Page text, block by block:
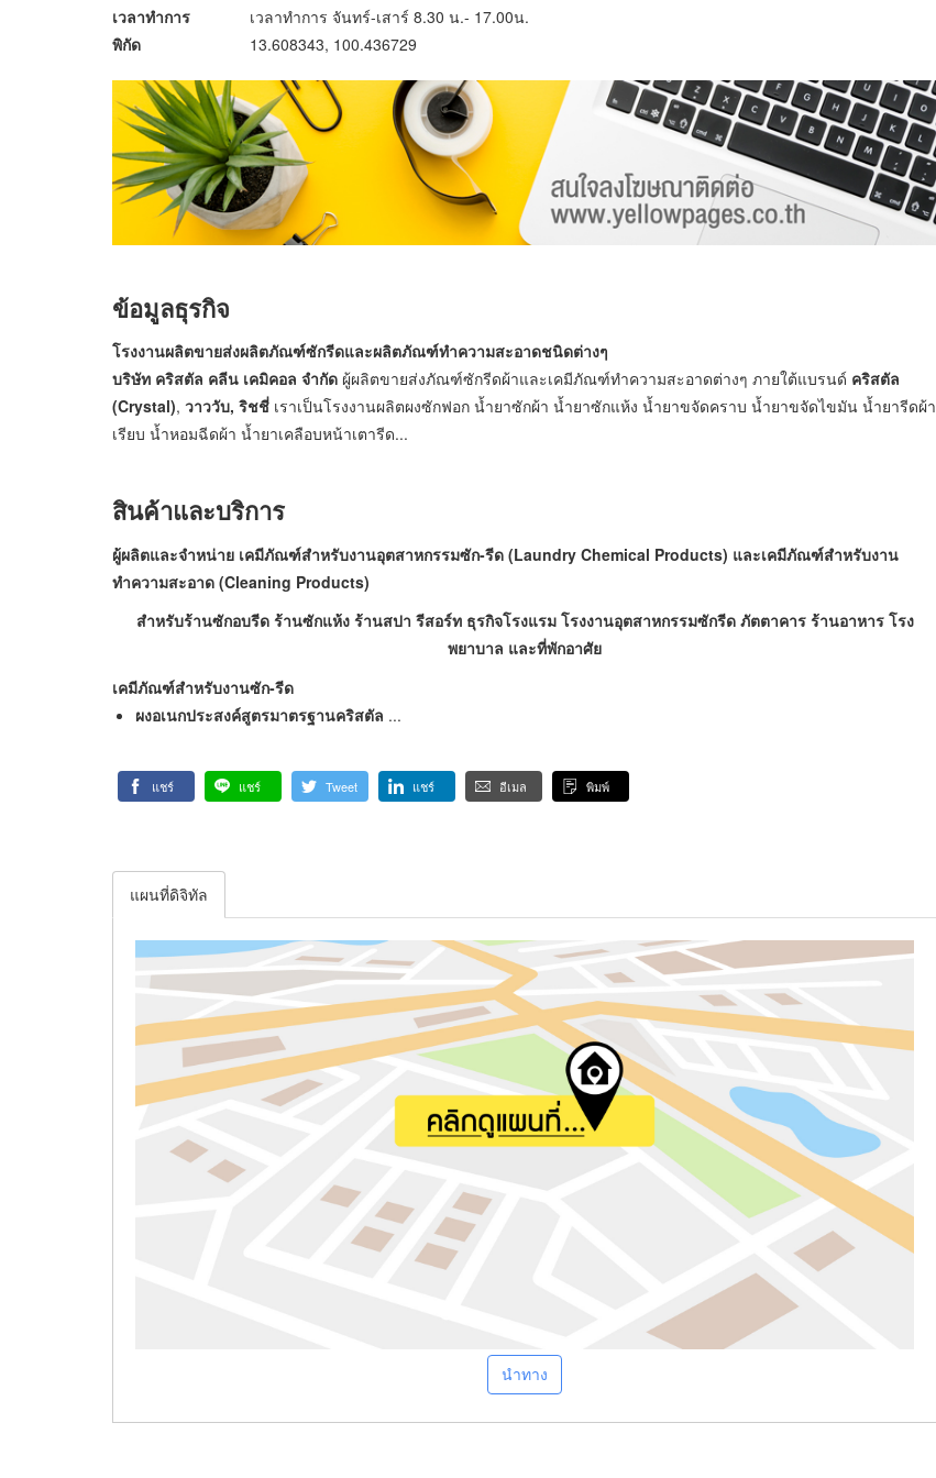
เวลาทำการ
เวลาทำการ จันทร์-เสาร์ 8.30 น.- 17.00น.
พิกัด
13.608343, 100.436729
ข้อมูลธุรกิจ
โรงงานผลิตขายส่งผลิตภัณฑ์ซักรีดและผลิตภัณฑ์ทำความสะอาดชนิดต่างๆ
บริษัท คริสตัล คลีน เคมิคอล จำกัด ผู้ผลิตขายส่งภัณฑ์ซักรีดผ้าและเคมีภัณฑ์ทำความสะอาดต่างๆ ภายใต้แบรนด์ คริสตัล
(Crystal), วาววับ, ริชชี่ เราเป็นโรงงานผลิตผงซักฟอก น้ำยาซักผ้า น้ำยาซักแห้ง น้ำยาขจัดคราบ น้ำยาขจัดไขมัน น้ำยารีดผ้า
เรียบ น้ำหอมฉีดผ้า น้ำยาเคลือบหน้าเตารีด...
สินค้าและบริการ
ผู้ผลิตและจำหน่าย เคมีภัณฑ์สำหรับงานอุตสาหกรรมซัก-รีด (Laundry Chemical Products) และเคมีภัณฑ์สำหรับงาน
ทำความสะอาด (Cleaning Products)
สำหรับร้านซักอบรีด ร้านซักแห้ง ร้านสปา รีสอร์ท ธุรกิจโรงแรม โรงงานอุตสาหกรรมซักรีด ภัตตาคาร ร้านอาหาร โรง
พยาบาล และที่พักอาศัย
เคมีภัณฑ์สำหรับงานซัก-รีด
ผงอเนกประสงค์สูตรมาตรฐานคริสตัล ...
แชร์ แชร์ Tweet แชร์ อีเมล พิมพ์
แผนที่ดิจิทัล
นำทาง